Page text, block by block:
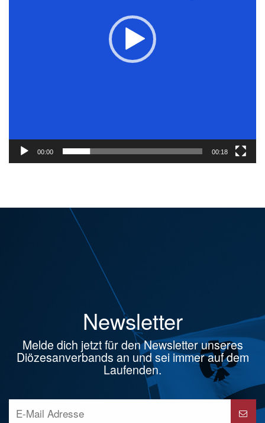
00:00 00:18
Newsletter
Melde dich jetzt für den Newsletter unseres
Diözesanverbands an und sei immer auf dem
Laufenden.